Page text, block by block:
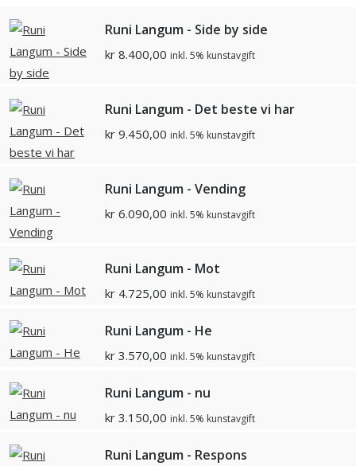
Runi Langum - Side by side
kr 8.400,00 inkl. 5% kunstavgift
Runi Langum - Det beste vi har
kr 9.450,00 inkl. 5% kunstavgift
Runi Langum - Vending
kr 6.090,00 inkl. 5% kunstavgift
Runi Langum - Mot
kr 4.725,00 inkl. 5% kunstavgift
Runi Langum - He
kr 3.570,00 inkl. 5% kunstavgift
Runi Langum - nu
kr 3.150,00 inkl. 5% kunstavgift
Runi Langum - Respons